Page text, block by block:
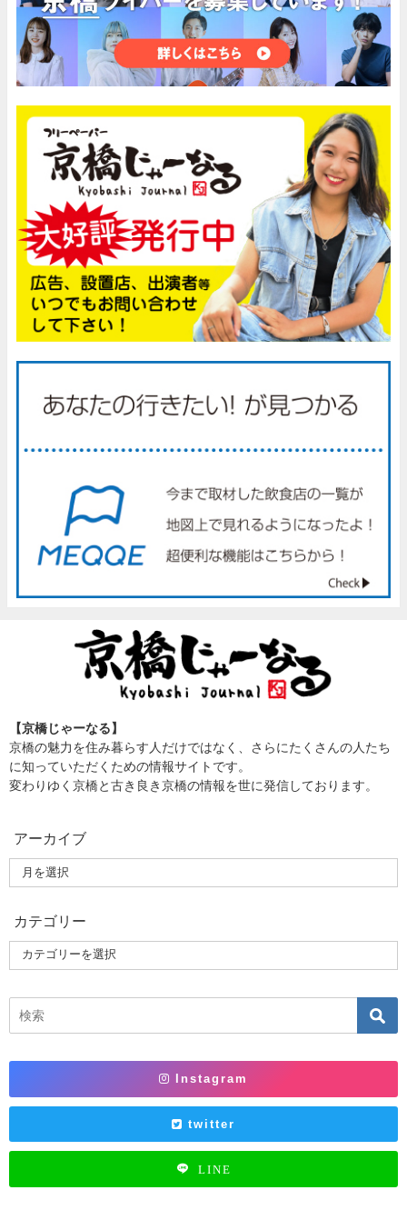
【京橋じゃーなる】
京橋の魅力を住み暮らす人だけではなく、さらにたくさんの人たち
に知っていただくための情報サイトです。
変わりゆく京橋と古き良き京橋の情報を世に発信しております。
アーカイブ
カテゴリー
Instagram
twitter
LINE